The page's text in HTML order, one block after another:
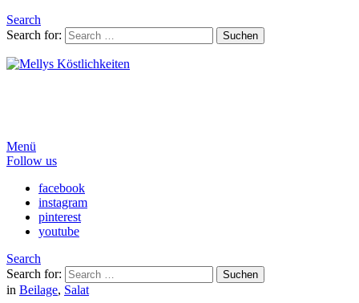
Search
Search for:
Suchen
Menü
Follow us
facebook
instagram
pinterest
youtube
Search
Search for:
Suchen
in Beilage, Salat